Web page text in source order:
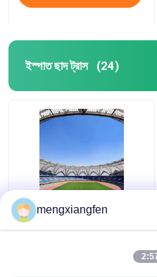
ইস্পাত ছাদ ট্রাস (24)
Q235 বাঁকা ইস্পাত ছাদ ট্রাস
ঢেউতোলা ধাতু ছাদ trusses
mengxiangfen